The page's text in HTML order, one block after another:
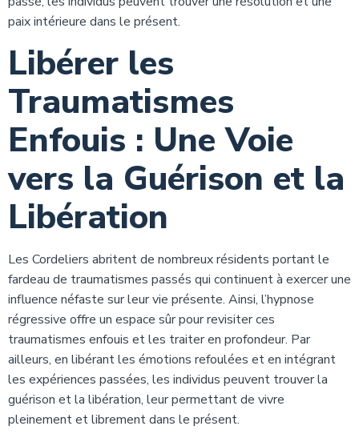
paix intérieure dans le présent.
Libérer les
Traumatismes
Enfouis : Une Voie
vers la Guérison et la
Libération
Les Cordeliers abritent de nombreux résidents portant le
fardeau de traumatismes passés qui continuent à exercer une
influence néfaste sur leur vie présente. Ainsi, l’hypnose
régressive offre un espace sûr pour revisiter ces
traumatismes enfouis et les traiter en profondeur. Par
ailleurs, en libérant les émotions refoulées et en intégrant
les expériences passées, les individus peuvent trouver la
guérison et la libération, leur permettant de vivre
pleinement et librement dans le présent.